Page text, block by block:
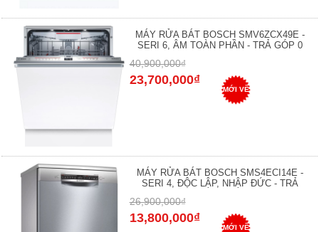
MÁY RỬA BÁT BOSCH SMV6ZCX49E -
SERI 6, ÂM TOÀN PHẦN - TRẢ GÓP 0
40,900,000₫
23,700,000₫
MỚI VỀ
MÁY RỬA BÁT BOSCH SMS4ECI14E -
SERI 4, ĐỘC LẬP, NHẬP ĐỨC - TRẢ
26,900,000₫
13,800,000₫
MỚI VỀ